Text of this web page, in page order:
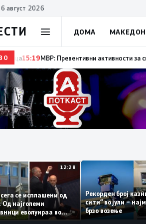
август 2026
ДОМА
Десет години од катастрофалните
12:28
сега се исплашени од
Од најголеми
еволуираа во
патриоти
Рекорден број
сити“ во јули –
брзо возење